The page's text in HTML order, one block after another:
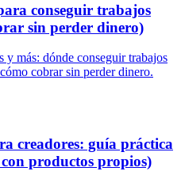
conseguir trabajos
sin perder dinero)
más: dónde conseguir trabajos
cobrar sin perder dinero.
creadores: guía práctica
productos propios)